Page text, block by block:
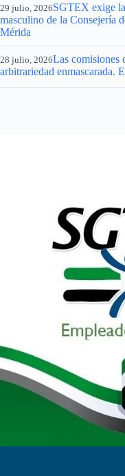
29 julio, 2026SGTEX exige
masculino de la Consejería
Mérida
28 julio, 2026Las comisiones
arbitrariedad enmascarada.